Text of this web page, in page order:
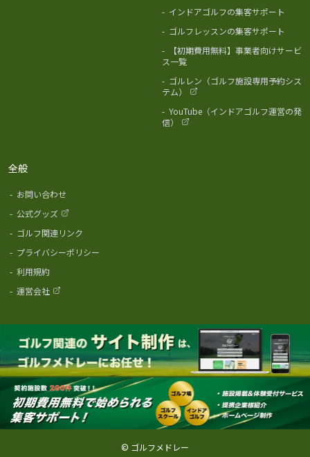
- インドアゴルフの集客サポート
- ゴルフレッスンの集客サポート
-
【初期費用無料】事業者向けサービ
ス一覧
- ゴルレン（ゴルフ施設専用予約シス
テム）
- YouTube（インドアゴルフ運営の発
信）
全般
- お問い合わせ
- 公式グッズ
- ゴルフ関連リンク
- プライバシーポリシー
- 利用規約
- 運営会社
© ゴルフメドレー